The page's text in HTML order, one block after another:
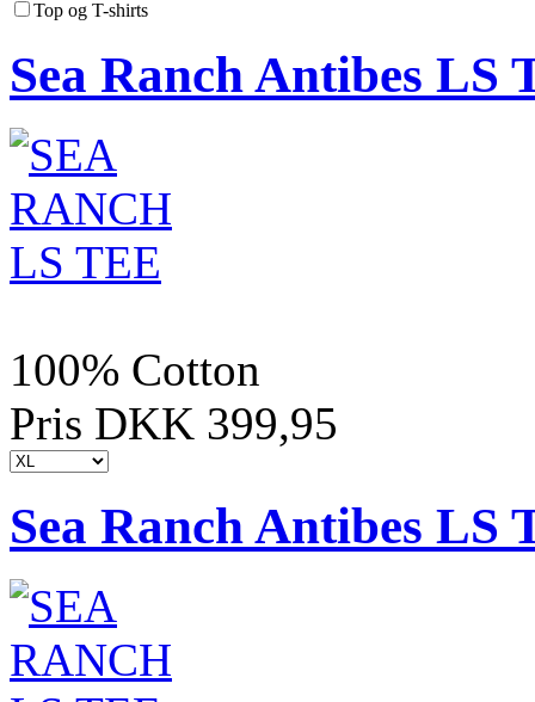
Top og T-shirts
Sea Ranch Antibes LS
100% Cotton
Pris DKK 399,95
Sea Ranch Antibes LS